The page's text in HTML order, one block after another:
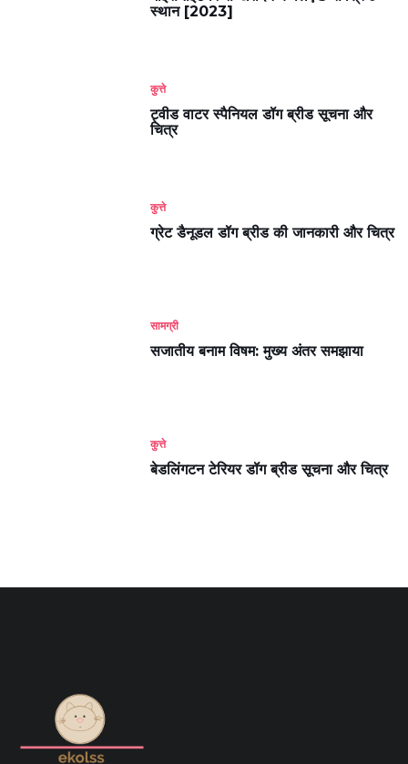
स्थान [2023]
कुत्ते
ट्वीड वाटर स्पैनियल डॉग ब्रीड सूचना और
चित्र
कुत्ते
ग्रेट डैनूडल डॉग ब्रीड की जानकारी और चित्र
सामग्री
सजातीय बनाम विषम: मुख्य अंतर समझाया
कुत्ते
बेडलिंगटन टेरियर डॉग ब्रीड सूचना और चित्र